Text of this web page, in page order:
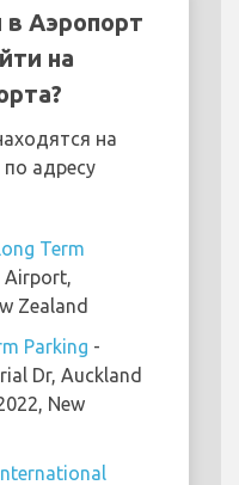
в Аэропорт
на
на
адресу
Term
Airport,
Zealand
Parking -
Dr, Auckland
New